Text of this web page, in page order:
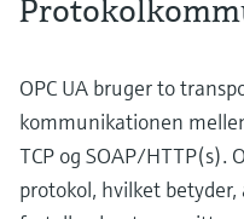
OPC UA bruger to
kommunikationen
TCP og SOAP/HTTP(s).
protokol, hvilket